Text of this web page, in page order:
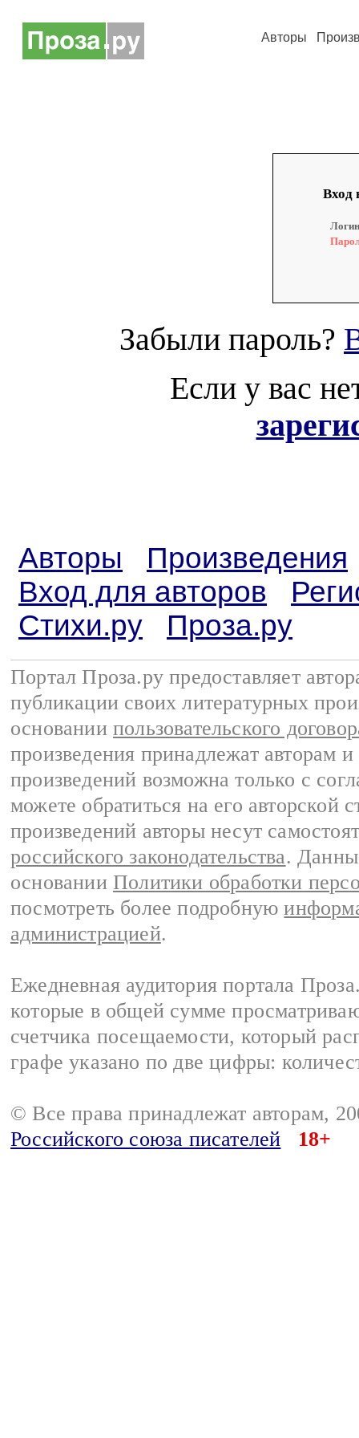
Авторы
Вход
Забыли пароль?
Если у вас
Авторы
Произведения
Вход для авторов
Стихи.ру
Проза.ру
Портал Проза.ру предоставляет
публикации своих литературных
основании пользовательского
произведения принадлежат авторам
произведений возможна только с
можете обратиться на его авторской
произведений авторы несут
российского законодательства.
основании Политики обработки
посмотреть более подробную
администрацией.
Ежедневная аудитория портала
которые в общей сумме
счетчика посещаемости, который
графе указано по две цифры:
© Все права принадлежат авторам,
Российского союза писателей
18+